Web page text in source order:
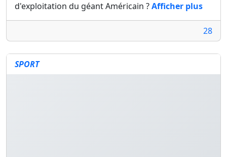
d'exploitation du géant Américain ?Afficher plus
28
SPORT